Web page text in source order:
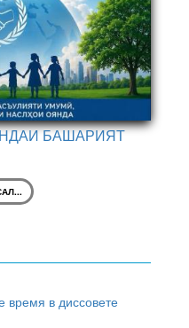
БАШАРИЯТ
в диссовете